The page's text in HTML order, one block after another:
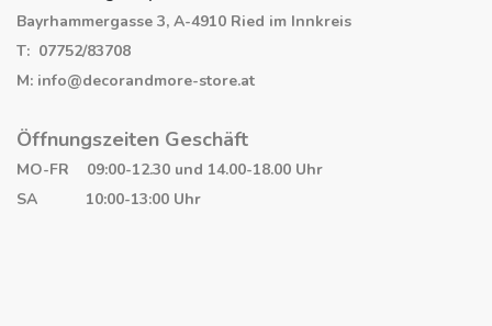
Bayrhammergasse 3, A-4910 Ried im Innkreis
T: 07752/83708
M: info@decorandmore-store.at
Öffnungszeiten Geschäft
MO-FR 09:00-12.30 und 14.00-18.00 Uhr
SA 10:00-13:00 Uhr